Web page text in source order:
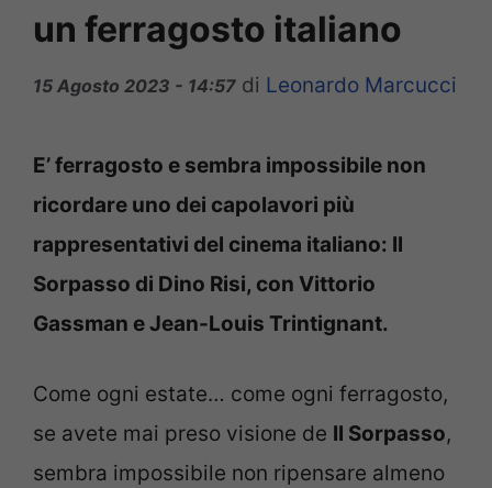
un ferragosto italiano
15 Agosto 2023 - 14:57 di Leonardo Marcucci
E’ ferragosto e sembra impossibile non
ricordare uno dei capolavori più
rappresentativi del cinema italiano: Il
Sorpasso di Dino Risi, con Vittorio
Gassman e Jean-Louis Trintignant.
Come ogni estate… come ogni ferragosto,
se avete mai preso visione de Il Sorpasso,
sembra impossibile non ripensare almeno